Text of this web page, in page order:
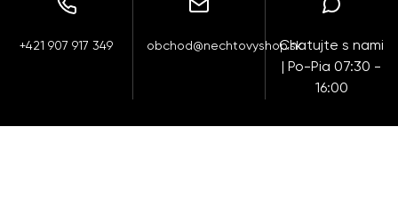
+421 907 917 349 obchod@nechtovyshop.skChatujte s nami
| Po-Pia 07:30 -
16:00